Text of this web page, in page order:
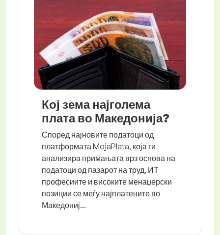
Кој зема најголема
плата во Македонија?
Според најновите податоци од
платформата MojaPlata, која ги
анализира примањата врз основа на
податоци од пазарот на труд, ИТ
професиите и високите менаџерски
позиции се меѓу најплатените во
Македониј...